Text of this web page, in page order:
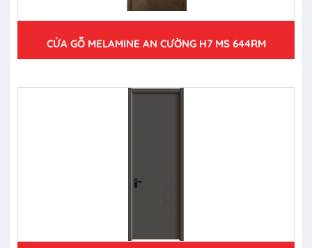
CỬA GỖ MELAMINE AN CƯỜNG H7 MS 644RM